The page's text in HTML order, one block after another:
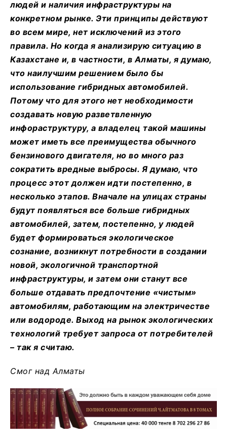
людей и наличия инфраструктуры на
конкретном рынке. Эти принципы действуют
во всем мире, нет исключений из этого
правила. Но когда я анализирую ситуацию в
Казахстане и, в частности, в Алматы, я думаю,
что наилучшим решением было бы
использование гибридных автомобилей.
Потому что для этого нет необходимости
создавать новую разветвленную
инфораструктуру, а владелец такой машины
может иметь все преимущества обычного
бензинового двигателя, но во много раз
сократить вредные выбросы. Я думаю, что
процесс этот должен идти постепенно, в
несколько этапов. Вначале на улицах страны
будут появляться все больше гибридных
автомобилей, затем, постепенно, у людей
будет формироваться экологическое
сознание, возникнут потребности в создании
новой, экологичной транспортной
инфраструктуры, и затем они станут все
больше отдавать предпочтение «чистым»
автомобилям, работающим на электричестве
или водороде. Выход на рынок экологических
технологий требует запроса от потребителей
– так я считаю.
Смог над Алматы